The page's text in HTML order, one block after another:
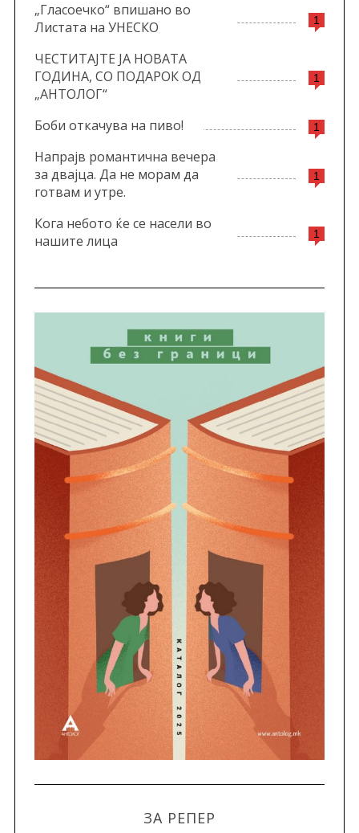
1
„Гласоечко“ впишано во
Листата на УНЕСКО
1
ЧЕСТИТАЈТЕ ЈА НОВАТА
ГОДИНА, СО ПОДАРОК ОД
„АНТОЛОГ“
1
Боби откачува на пиво!
1
Напрајв романтична вечера
за двајца. Да не морам да
готвам и утре.
1
Кога небото ќе се насели во
нашите лица
ЗА РЕПЕР